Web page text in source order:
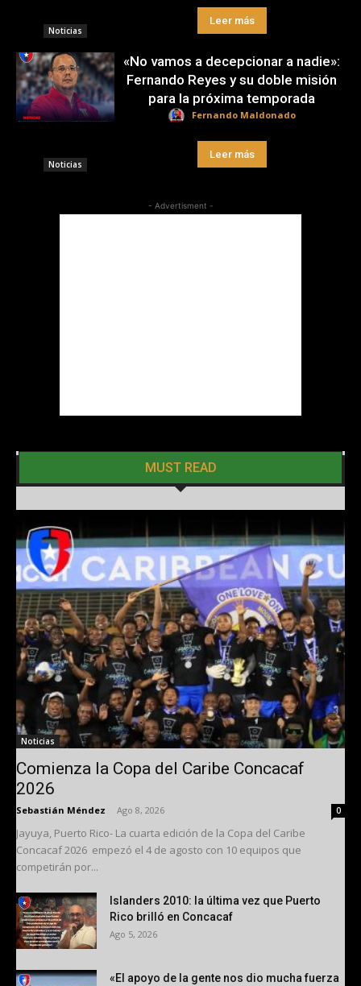
Noticias
Leer más
Noticias
«No vamos a decepcionar a nadie»:
Fernando Reyes y su doble misión
para la próxima temporada
Fernando Maldonado
Leer más
- Advertisment -
MUST READ
Noticias
Comienza la Copa del Caribe Concacaf
2026
Sebastián Méndez Ago 8, 2026 0
Jayuya, Puerto Rico- La cuarta edición de la Copa del Caribe
Concacaf 2026 empezó el 4 de agosto con 10 equipos que
competirán por...
Islanders 2010: la última vez que Puerto
Rico brilló en Concacaf
Ago 5, 2026
«El apoyo de la gente nos dio mucha fuerza